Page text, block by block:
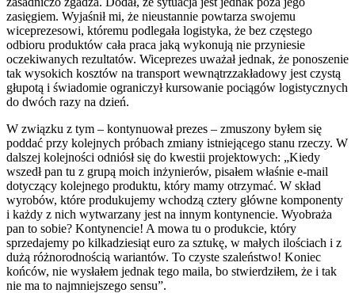
zasięgiem. Wyjaśnił mi, że nieustannie powtarza swojemu
wiceprezesowi, któremu podlegała logistyka, że bez częstego
odbioru produktów cała praca jaką wykonują nie przyniesie
oczekiwanych rezultatów. Wiceprezes uważał jednak, że ponoszenie
tak wysokich kosztów na transport wewnątrzzakładowy jest czystą
głupotą i świadomie ograniczył kursowanie pociągów logistycznych
do dwóch razy na dzień.
W związku z tym – kontynuował prezes – zmuszony byłem się
poddać przy kolejnych próbach zmiany istniejącego stanu rzeczy. W
dalszej kolejności odniósł się do kwestii projektowych: „Kiedy
wszedł pan tu z grupą moich inżynierów, pisałem właśnie e-mail
dotyczący kolejnego produktu, który mamy otrzymać. W skład
wyrobów, które produkujemy wchodzą cztery główne komponenty
i każdy z nich wytwarzany jest na innym kontynencie. Wyobraża
pan to sobie? Kontynencie! A mowa tu o produkcie, który
sprzedajemy po kilkadziesiąt euro za sztukę, w małych ilościach i z
dużą różnorodnością wariantów. To czyste szaleństwo! Koniec
końców, nie wysłałem jednak tego maila, bo stwierdziłem, że i tak
nie ma to najmniejszego sensu”.